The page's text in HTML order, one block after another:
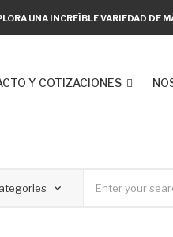
UNA INCREÍBLE VARIEDAD DE
Y COTIZACIONES